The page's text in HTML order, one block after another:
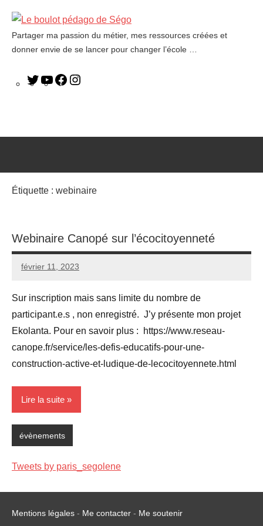
Le
boulot
Partager ma passion du métier, mes ressources créées et
donner envie de se lancer pour changer l’école …
Étiquette : webinaire
Webinaire Canopé sur l’écocitoyenneté
février 11, 2023
Seg0_La_Vraie
Aucun
Sur inscription mais sans limite du nombre de
participant.e.s , non enregistré. J’y présente mon projet
Ekolanta. Pour en savoir plus : https://www.reseau-
canope.fr/service/les-defis-educatifs-pour-une-
construction-active-et-ludique-de-lecocitoyennete.html
Lire la suite
évènements
Tweets by paris_segolene
Mentions légales - Me contacter - Me soutenir